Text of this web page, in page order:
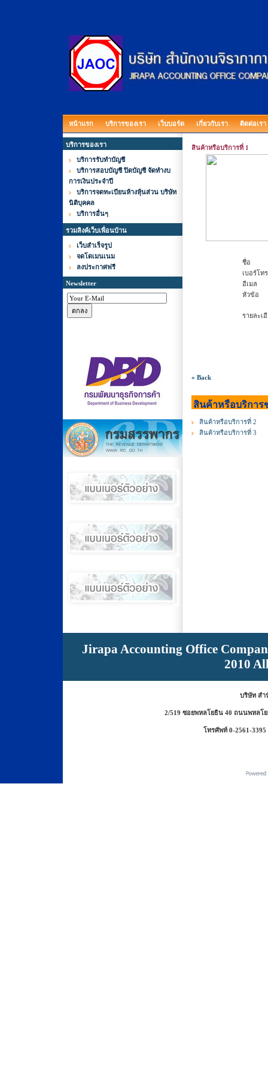
หน้าแรก บริการของเรา เว็บบอร์ด เกี่ยวกับเรา ติดต่อเรา
บริการของเรา
บริการรับทำบัญชี
บริการสอบบัญชี ปิดบัญชี จัดทำงบ
การเงินประจำปี
บริการจดทะเบียนห้างหุ้นส่วน บริษัท
นิติบุคคล
บริการอื่นๆ
รวมลิงค์เว็บเพื่อนบ้าน
เว็บสำเร็จรูป
จดโดเมนเนม
ลงประกาศฟรี
Newsletter
สินค้าหรือบริการที่ 1
ชื่อ
เบอร์โท
อีเมล
หัวข้อ
รายละเ
« Back
สินค้าหรือบริการ
สินค้าหรือบริการที่ 2
สินค้าหรือบริการที่ 3
Jirapa Accounting Office
2010
บริษัท สำ
2/519 ซอยพหลโยธิน 40 ถนนพหลโ
โทรศัพท์ 0-2561-